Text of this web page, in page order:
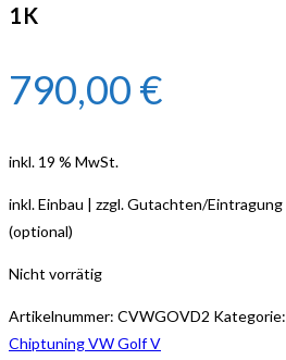
1K
790,00 €
inkl. 19 % MwSt.
inkl. Einbau | zzgl. Gutachten/Eintragung
(optional)
Nicht vorrätig
Artikelnummer: CVWGOVD2 Kategorie:
Chiptuning VW Golf V